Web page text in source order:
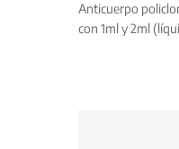
Anticuerpo
con 1ml y 2ml